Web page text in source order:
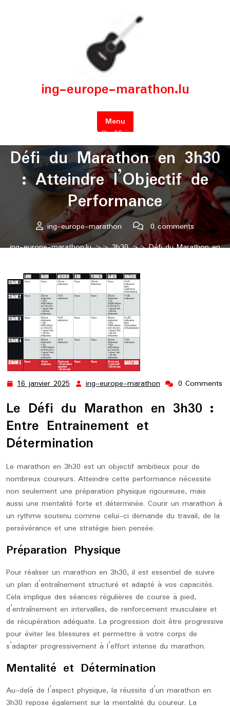
ing-europe-marathon.lu
Menu
Posted On 16 janvier 2025
Défi du Marathon en 3h30
: Atteindre l’Objectif de
Performance
ing-europe-marathon
0 comments
ing-europe-marathon.lu>>3h30>> Défi du Marathon en
16 janvier 2025 16
2025
ing-europe-marathon ing-
marathon
0 Comments
Le Défi du Marathon en 3h30 :
Entre Entrainement et
Détermination
Le marathon en 3h30 est un objectif ambitieux pour de
nombreux coureurs. Atteindre cette performance nécessite
non seulement une préparation physique rigoureuse, mais
aussi une mentalité forte et déterminée. Courir un marathon à
un rythme soutenu comme celui-ci demande du travail, de la
persévérance et une stratégie bien pensée.
Préparation Physique
Pour réaliser un marathon en 3h30, il est essentiel de suivre
un plan d’entraînement structuré et adapté à vos capacités.
Cela implique des séances régulières de course à pied,
d’entraînement en intervalles, de renforcement musculaire et
de récupération adéquate. La progression doit être progressive
pour éviter les blessures et permettre à votre corps de
s’adapter progressivement à l’effort intense du marathon.
Mentalité et Détermination
Au-delà de l’aspect physique, la réussite d’un marathon en
3h30 repose également sur la mentalité du coureur. La